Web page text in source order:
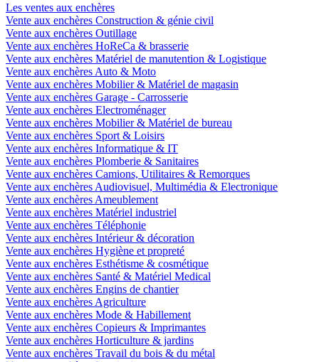
Les ventes aux enchères
Vente aux enchères Construction & génie civil
Vente aux enchères Outillage
Vente aux enchères HoReCa & brasserie
Vente aux enchères Matériel de manutention & Logistique
Vente aux enchères Auto & Moto
Vente aux enchères Mobilier & Matériel de magasin
Vente aux enchères Garage - Carrosserie
Vente aux enchères Electroménager
Vente aux enchères Mobilier & Matériel de bureau
Vente aux enchères Sport & Loisirs
Vente aux enchères Informatique & IT
Vente aux enchères Plomberie & Sanitaires
Vente aux enchères Camions, Utilitaires & Remorques
Vente aux enchères Audiovisuel, Multimédia & Electronique
Vente aux enchères Ameublement
Vente aux enchères Matériel industriel
Vente aux enchères Téléphonie
Vente aux enchères Intérieur & décoration
Vente aux enchères Hygiène et propreté
Vente aux enchères Esthétisme & cosmétique
Vente aux enchères Santé & Matériel Medical
Vente aux enchères Engins de chantier
Vente aux enchères Agriculture
Vente aux enchères Mode & Habillement
Vente aux enchères Copieurs & Imprimantes
Vente aux enchères Horticulture & jardins
Vente aux enchères Travail du bois & du métal